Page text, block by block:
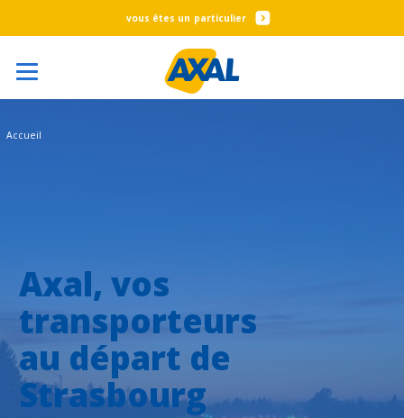
particulier
Axal, vos
transporteurs
au départ de
Strasbourg
Accueil